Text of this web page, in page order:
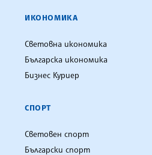
ИКОНОМИКА
Световна икономика
Българска икономика
Бизнес Куриер
СПОРТ
Световен спорт
Български спорт